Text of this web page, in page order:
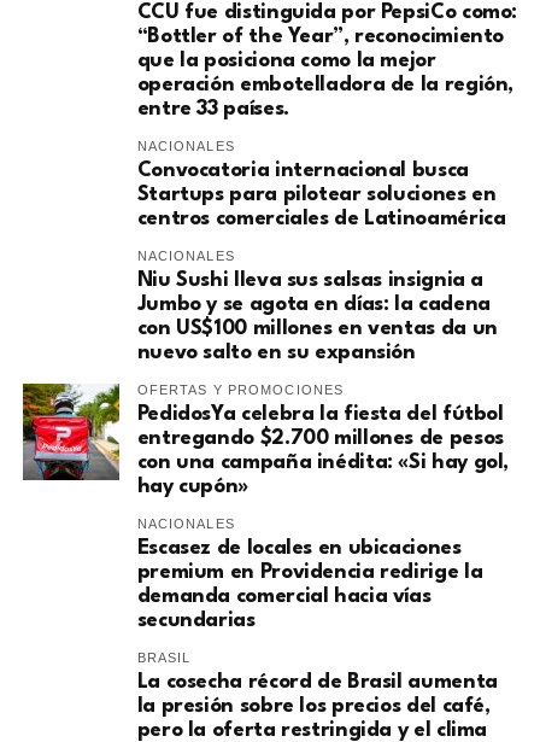
CCU fue distinguida por PepsiCo como:
“Bottler of the Year”, reconocimiento
que la posiciona como la mejor
operación embotelladora de la región,
entre 33 países.
NACIONALES
Convocatoria internacional busca
Startups para pilotear soluciones en
centros comerciales de Latinoamérica
NACIONALES
Niu Sushi lleva sus salsas insignia a
Jumbo y se agota en días: la cadena
con US$100 millones en ventas da un
nuevo salto en su expansión
OFERTAS Y PROMOCIONES
PedidosYa celebra la fiesta del fútbol
entregando $2.700 millones de pesos
con una campaña inédita: «Si hay gol,
hay cupón»
NACIONALES
Escasez de locales en ubicaciones
premium en Providencia redirige la
demanda comercial hacia vías
secundarias
BRASIL
La cosecha récord de Brasil aumenta
la presión sobre los precios del café,
pero la oferta restringida y el clima